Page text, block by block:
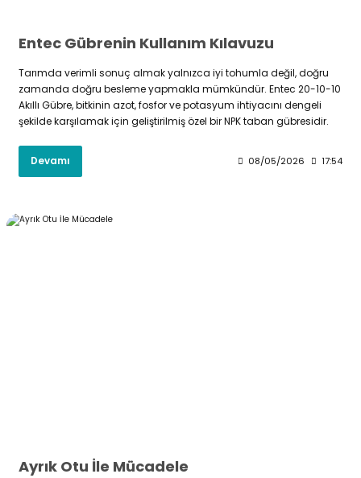
Entec Gübrenin Kullanım Kılavuzu
Tarımda verimli sonuç almak yalnızca iyi tohumla değil, doğru
zamanda doğru besleme yapmakla mümkündür. Entec 20-10-10
Akıllı Gübre, bitkinin azot, fosfor ve potasyum ihtiyacını dengeli
şekilde karşılamak için geliştirilmiş özel bir NPK taban gübresidir.
Devamı 08/05/2026 17:54
Ayrık Otu İle Mücadele